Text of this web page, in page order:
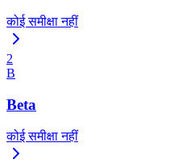
कोई समीक्षा नहीं
2
B
Beta
कोई समीक्षा नहीं